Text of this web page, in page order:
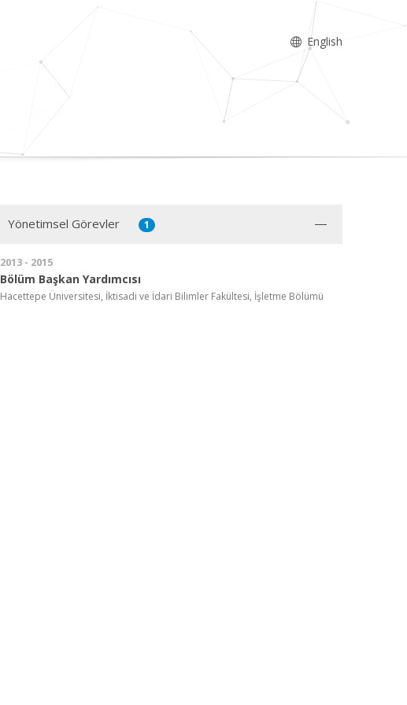
English
Yönetimsel Görevler 1
2013 - 2015
Bölüm Başkan Yardımcısı
Hacettepe Üniversitesi, İktisadi ve İdari Bilimler Fakültesi, İşletme Bölümü